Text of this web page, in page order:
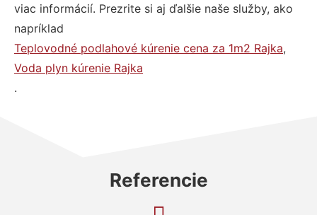
viac informácií. Prezrite si aj ďalšie naše služby, ako
napríklad
Teplovodné podlahové kúrenie cena za 1m2 Rajka,
Voda plyn kúrenie Rajka
.
Referencie